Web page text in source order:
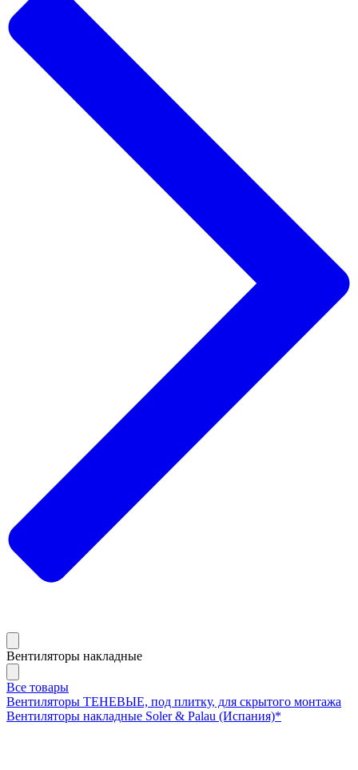
Вентиляторы накладные
Все товары
Вентиляторы ТЕНЕВЫЕ, под плитку, для скрытого монтажа
Вентиляторы накладные Soler & Palau (Испания)*